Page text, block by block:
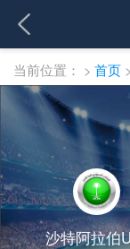
当前位置： > 首页 >
沙特阿拉伯